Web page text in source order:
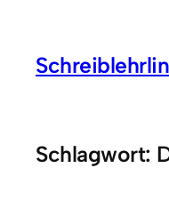
springen
Schlagwort: